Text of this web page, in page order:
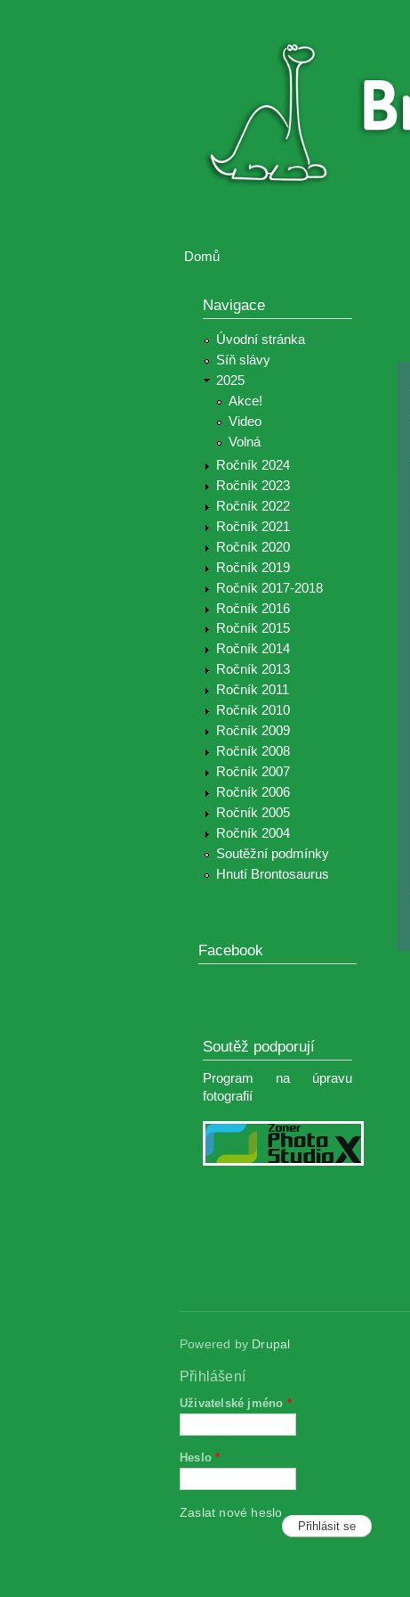
Brontosaurus
Brontosaurus
Domů
Navigace
Úvodní stránka
Síň slávy
2025
Akce!
Video
Volná
Ročník 2024
Ročník 2023
Ročník 2022
Ročník 2021
Ročník 2020
Ročník 2019
Ročník 2017-2018
Ročník 2016
Ročník 2015
Ročník 2014
Ročník 2013
Ročník 2011
Ročník 2010
Ročník 2009
Ročník 2008
Ročník 2007
Ročník 2006
Ročník 2005
Ročník 2004
Soutěžní podmínky
Hnutí Brontosaurus
Facebook
Soutěž podporují
Program na úpravu
fotografií
Powered by Drupal
Přihlášení
Uživatelské jméno *
Heslo*
Zaslat nové heslo